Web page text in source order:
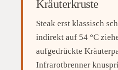
Kräuterkruste
Steak erst klassisch
indirekt auf 54 °C
aufgedrückte
Infrarotbrenner